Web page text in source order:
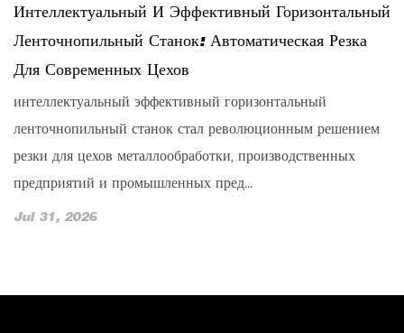
Интеллектуальный И Эффективный Горизонтальный
Ленточнопильный Станок: Автоматическая Резка
Для Современных Цехов
интеллектуальный эффективный горизонтальный
ленточнопильный станок стал революционным решением
резки для цехов металлообработки, производственных
предприятий и промышленных пред...
Jul 31, 2026